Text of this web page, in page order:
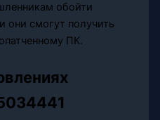
обойти
они смогут получить
ПК.